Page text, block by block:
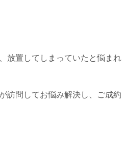
放置してしまっていたと悩まれ
訪問してお悩み解決し、ご成約